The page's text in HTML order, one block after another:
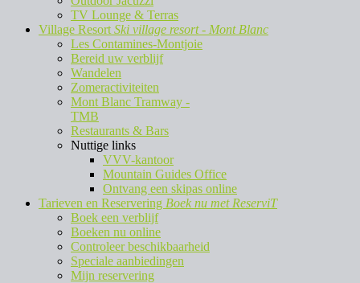
TV Lounge & Terras
Village Resort Ski village resort - Mont Blanc
Les Contamines-Montjoie
Bereid uw verblijf
Wandelen
Zomeractiviteiten
Mont Blanc Tramway -
TMB
Restaurants & Bars
Nuttige links
VVV-kantoor
Mountain Guides Office
Ontvang een skipas online
Tarieven en Reservering Boek nu met ReserviT
Boek een verblijf
Boeken nu online
Controleer beschikbaarheid
Speciale aanbiedingen
Mijn reservering